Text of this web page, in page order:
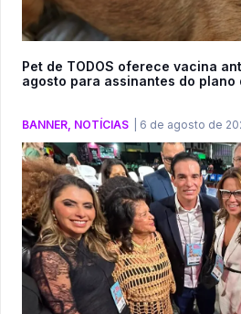
Pet de TODOS oferece vacina
agosto para assinantes do plano
BANNER, NOTÍCIAS 6 de agosto de